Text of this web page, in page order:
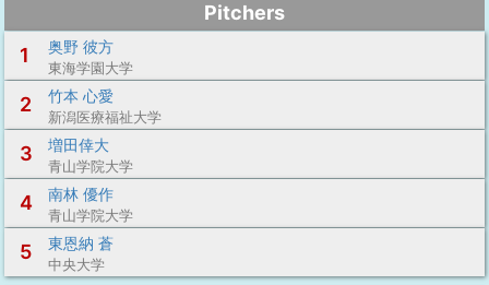
Pitchers
1
奥野 彼方
東海学園大学
2 竹本 心愛
新潟医療福祉大学
3 増田倖大
青山学院大学
4 南林 優作
青山学院大学
5 東恩納 蒼
中央大学